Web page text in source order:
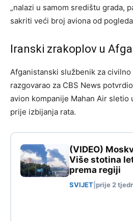
„nalazi u samom središtu grada,
sakriti veći broj aviona od
Iranski zrakoplov u
Afganistanski službenik za
razgovarao za CBS News
avion kompanije Mahan Air sletio
prije izbijanja rata.
(VIDEO)
Više stotina
prema regiji
SVIJET prije 2